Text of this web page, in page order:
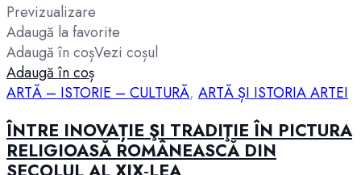
Previzualizare
Adaugă la favorite
Adaugă în coșVezi coșul
Adaugă în coș
ARTĂ – ISTORIE – CULTURĂ, ARTĂ ȘI ISTORIA ARTEI
ÎNTRE INOVAȚIE ŞI TRADIŢIE ÎN PICTURA
RELIGIOASĂ ROMÂNEASCĂ DIN